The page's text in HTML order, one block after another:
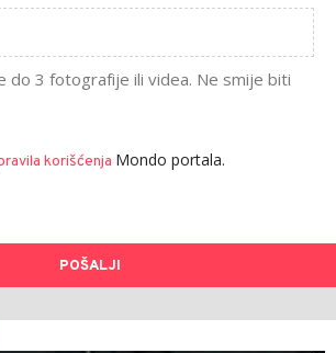
do 3 fotografije ili videa. Ne smije biti
korišćenja Mondo portala.
POŠALJI